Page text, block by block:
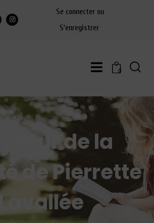
Se connecter ou
S'enregistrer
0
de la
de Pierrette